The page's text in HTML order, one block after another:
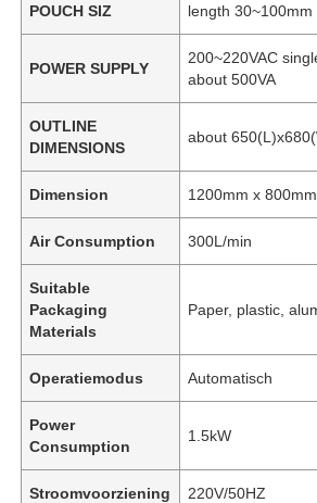
POUCH SIZ length
POWER SUPPLY
200~220VAC
about 500VA
OUTLINE
DIMENSIONS
about
Dimension 1200mm x
Air Consumption 300L/min
Suitable
Packaging
Materials
Paper, plastic,
Operatiemodus Automatisch
Power
Consumption
1.5kW
Stroomvoorziening 220V/50HZ